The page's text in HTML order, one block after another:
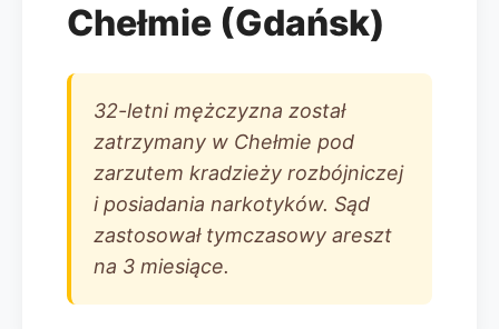
Chełmie (Gdańsk)
32-letni mężczyzna został
zatrzymany w Chełmie pod
zarzutem kradzieży rozbójniczej
i posiadania narkotyków. Sąd
zastosował tymczasowy areszt
na 3 miesiące.